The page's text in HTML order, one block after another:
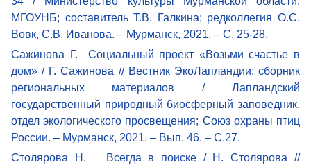
МГОУНБ; составитель Т.В. Галкина; редколлегия О.С.
Вовк, С.В. Иванова. – Мурманск, 2021. – С. 25-28.
Сажинова Г. Социальный проект «Возьми счастье в
дом» / Г. Сажинова // Вестник ЭкоЛапландии: сборник
региональных материалов / Лапландский
государственный природный биосферный заповедник,
отдел экологического просвещения; Союз охраны птиц
России. – Мурманск, 2021. – Вып. 46. – С.27.
Столярова Н. Всегда в поиске / Н. Столярова //